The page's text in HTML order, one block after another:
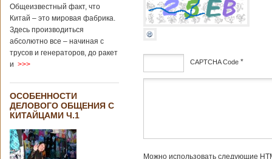
Общеизвестный факт, что
Китай – это мировая фабрика.
Здесь производиться
абсолютно все – начиная с
трусов и генераторов, до ракет
и >>>
ОСОБЕННОСТИ
ДЕЛОВОГО ОБЩЕНИЯ С
КИТАЙЦАМИ Ч.1
CAPTCHA Code *
Можно использовать следующие